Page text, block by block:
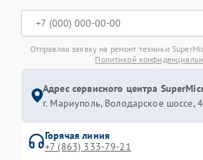
Отправляя заявку на ремонт техники
Политикой
Адрес сервисного центра
г. Мариуполь, Володарское шоссе, 4
Горячая линия
+7 (863) 333-79-21